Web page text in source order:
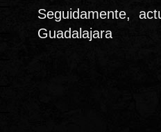
Seguidamente,
Guadalajara